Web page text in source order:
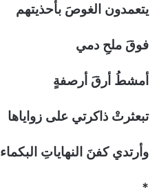
يتعمدون الغوصَ بأحذيتهم
فوقَ ملحِ دمي
أمشطُ أرقَ أرصفةٍ
تبعثرتْ ذاكرتي على زواياها
وأرتدي كفنَ النهاياتِ البكماء